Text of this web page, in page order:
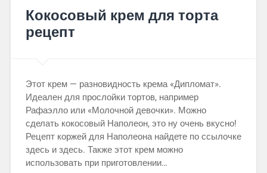
Кокосовый крем для торта
рецепт
Этот крем — разновидность крема «Дипломат».
Идеален для прослойки тортов, например
Рафаэлло или «Молочной девочки». Можно
сделать кокосовый Наполеон, это ну очень вкусно!
Рецепт коржей для Наполеона найдете по ссылочке
здесь и здесь. Также этот крем можно
использовать при приготовлении…